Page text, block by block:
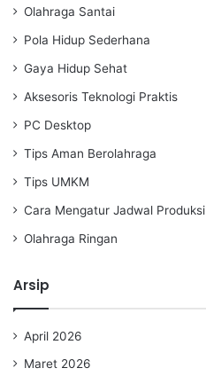
Olahraga Santai
Pola Hidup Sederhana
Gaya Hidup Sehat
Aksesoris Teknologi Praktis
PC Desktop
Tips Aman Berolahraga
Tips UMKM
Cara Mengatur Jadwal Produksi
Olahraga Ringan
Arsip
April 2026
Maret 2026